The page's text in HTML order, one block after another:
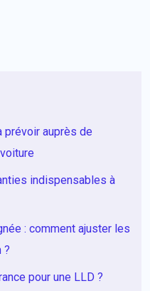
auprès de
indispensables à
: comment ajuster les
?
pour une LLD ?